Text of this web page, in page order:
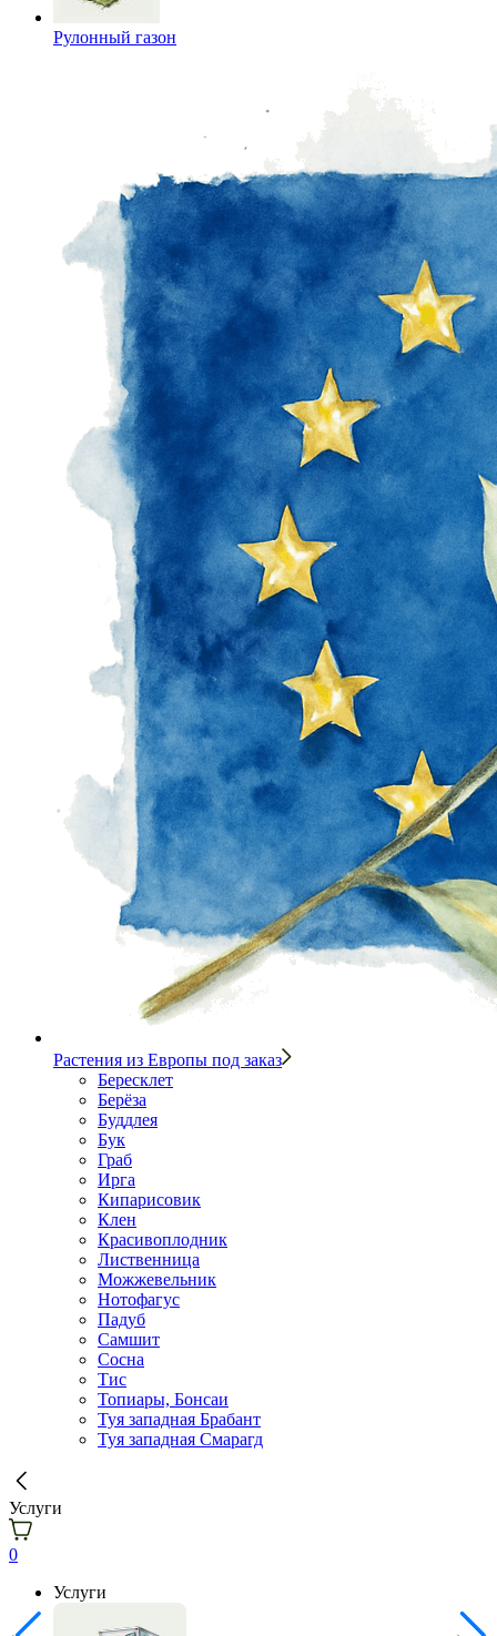
Рулонный газон
Растения из Европы под заказ
Бересклет
Берёза
Буддлея
Бук
Граб
Ирга
Кипарисовик
Клен
Красивоплодник
Лиственница
Можжевельник
Нотофагус
Падуб
Самшит
Сосна
Тис
Топиары, Бонсаи
Туя западная Брабант
Туя западная Смарагд
Услуги
0
Услуги